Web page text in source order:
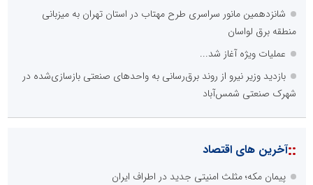
شانزدهمین مانور سراسری طرح مهتاب در استان تهران به میزبانی
منطقه برق لواسان
عملیات ویژه آغاز شد...
بازدید وزیر نیرو از روند برق‌رسانی به واحدهای صنعتی بازسازی‌شده در
شهرک صنعتی شمس‌آباد
::آخرین های اقتصاد
پیمان مکه؛ مثلث امنیتی جدید در اطراف ایران